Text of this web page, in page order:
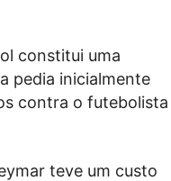
constitui uma
pedia inicialmente
contra o futebolista
teve um custo